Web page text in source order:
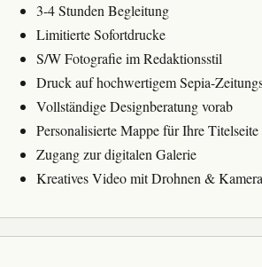
3-4 Stunden Begleitung
Limitierte Sofortdrucke
S/W Fotografie im Redaktionsstil
Druck auf hochwertigem Sepia-
Vollständige Designberatung vorab
Personalisierte Mappe für Ihre Titelseite
Zugang zur digitalen Galerie
Kreatives Video mit Drohnen &